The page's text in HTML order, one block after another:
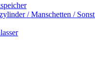
/ Manschetten /